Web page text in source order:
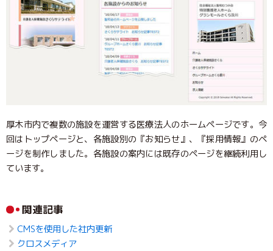
厚木市内で複数の施設を運営する医療法人のホームページです。今
回はトップページと、各施設別の『お知らせ』、『採用情報』のペ
ージを制作しました。各施設の案内には既存のページを継続利用し
ています。
関連記事
CMSを使用した社内更新
クロスメディア